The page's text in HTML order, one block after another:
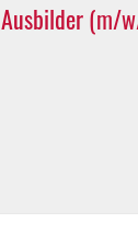
Ausbilder (m/